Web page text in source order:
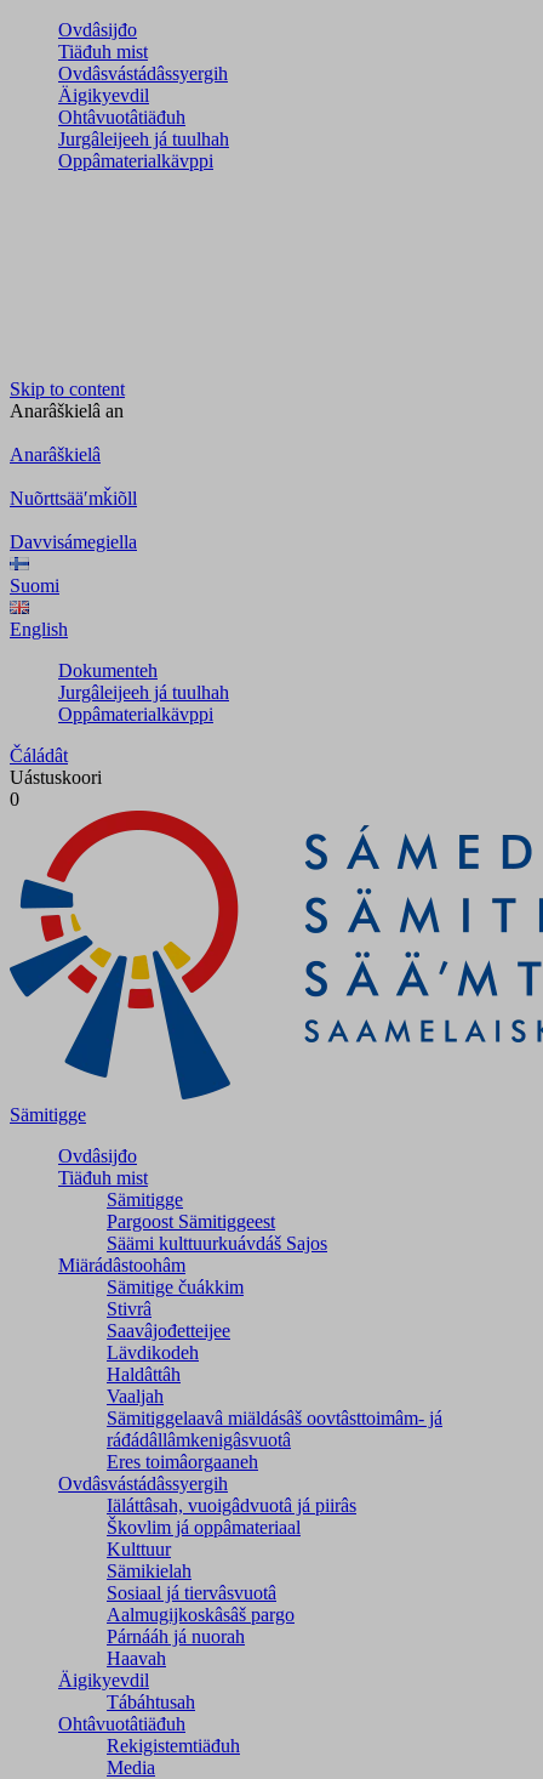
Ovdâsijđo
Tiäđuh mist
Ovdâsvástádâssyergih
Äigikyevdil
Ohtâvuotâtiäđuh
Jurgâleijeeh já tuulhah
Oppâmaterialkävppi
Skip to content
Anarâškielâ an
Anarâškielâ
Nuõrttsääʹmǩiõll
Davvisámegiella
Suomi
English
Dokumenteh
Jurgâleijeeh já tuulhah
Oppâmaterialkävppi
Čáládât
Uástuskoori
0
Sämitigge
Ovdâsijđo
Tiäđuh mist
Sämitigge
Pargoost Sämitiggeest
Säämi kulttuurkuávdáš Sajos
Miärádâstoohâm
Sämitige čuákkim
Stivrâ
Saavâjođetteijee
Lävdikodeh
Haldâttâh
Vaaljah
Sämitiggelaavâ miäldásâš oovtâsttoimâm- já
ráđádâllâmkenigâsvuotâ
Eres toimâorgaaneh
Ovdâsvástádâssyergih
Iäláttâsah, vuoigâdvuotâ já piirâs
Škovlim já oppâmateriaal
Kulttuur
Sämikielah
Sosiaal já tiervâsvuotâ
Aalmugijkoskâsâš pargo
Párnááh já nuorah
Haavah
Äigikyevdil
Tábáhtusah
Ohtâvuotâtiäđuh
Rekigistemtiäđuh
Media